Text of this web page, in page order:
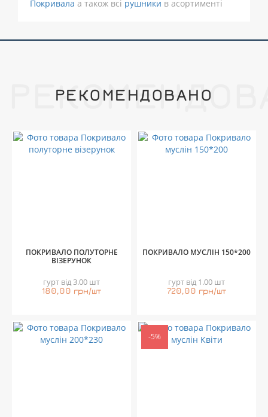
Покривала а також всі рушники в асортименті
РЕКОМЕНДОВАНО
ПОКРИВАЛО ПОЛУТОРНЕ
ВІЗЕРУНОК
гурт від 3.00 шт
180,00 грн/шт
ПОКРИВАЛО МУСЛІН 150*200
гурт від 1.00 шт
720,00 грн/шт
-5%